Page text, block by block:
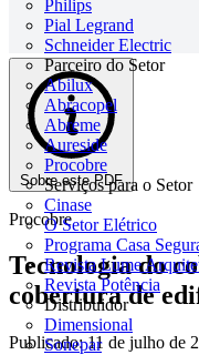
Philips
Pial Legrand
Schneider Electric
Parceiro do Setor
Abilux
Abracopel
Abreme
Aureside
Procobre
Serviços para o Setor
Cinase
O Setor Elétrico
Programa Casa
Revista Lume
Revista Potência
Distribuidor
Dimensional
Sonepar
Sobre este PDF
Procobre
Tecnologia do
cobertura de
Publicado: 11 de julho de